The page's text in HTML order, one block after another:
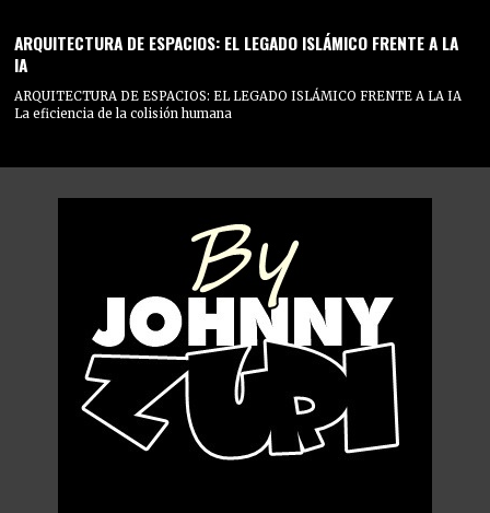
ARQUITECTURA DE ESPACIOS: EL LEGADO ISLÁMICO FRENTE A LA
IA
ARQUITECTURA DE ESPACIOS: EL LEGADO ISLÁMICO FRENTE A LA IA
La eficiencia de la colisión humana